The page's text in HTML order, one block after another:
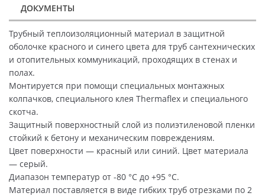
ДОКУМЕНТЫ
Трубный теплоизоляционный материал в защитной
оболочке красного и синего цвета для труб сантехнических
и отопительных коммуникаций, проходящих в стенах и
полах.
Монтируется при помощи специальных монтажных
колпачков, специального клея Thermaflex и специального
скотча.
Защитный поверхностный слой из полиэтиленовой пленки
стойкий к бетону и механическим повреждениям.
Цвет поверхности — красный или синий. Цвет материала
— серый.
Диапазон температур от -80 °С до +95 °С.
Материал поставляется в виде гибких труб отрезками по 2